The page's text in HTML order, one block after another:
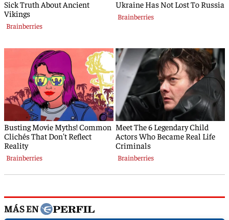
MÁS EN